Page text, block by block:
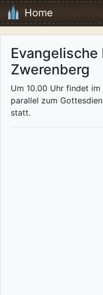
Home
Zwerenberg
Um 10.00 Uhr findet
parallel zum
statt.